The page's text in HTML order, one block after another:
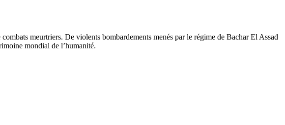
meurtriers. De violents bombardements menés par le régime de Bachar El Assad
mondial de l’humanité.